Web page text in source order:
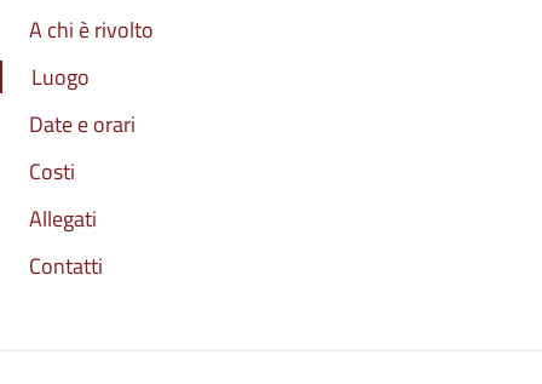
A chi è rivolto
Luogo
Date e orari
Costi
Allegati
Contatti